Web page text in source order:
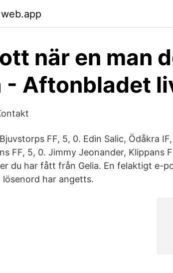
när en man
- Aftonbladet
FF, 5, 0. Edin Salic, Ödåkra
FF, 5, 0. Jimmy Jeonander, Klippans
du har fått från Gelia. En felaktigt e-
lösenord har angetts.